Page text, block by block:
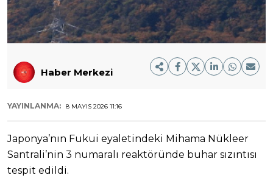
Haber Merkezi
YAYINLANMA: 8 MAYIS 2026 11:16
Japonya’nın Fukui eyaletindeki Mihama Nükleer
Santrali’nin 3 numaralı reaktöründe buhar sızıntısı
tespit edildi.